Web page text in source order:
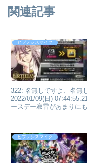
関連記事
ヒプノシスマイク
322: 名無しですよ、名無
2022/01/09(日)
ースデー寂雷があまりに
ヒプノシスマイク